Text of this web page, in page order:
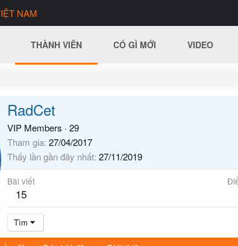
NAM
THÀNH VIÊN CÓ GÌ MỚI VIDEO
RadCet
VIP Members · 29
Tham gia 27/04/2017
Thấy lần gần đây nhất 27/11/2019
Bài viết
15
Tìm